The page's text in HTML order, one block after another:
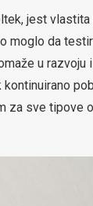
jest vlastita
moglo da
u
sve tipove